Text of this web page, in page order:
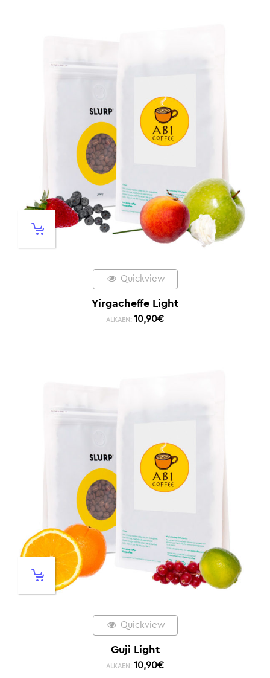
Quickview
Yirgacheffe Light
ALKAEN: 10,90€
Quickview
Guji Light
ALKAEN: 10,90€